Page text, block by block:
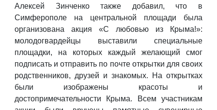
Алексей Зинченко также добавил, что в
Симферополе на центральной площади была
организована акция «С любовью из Крыма!»:
молодогвардейцы выставили специальные
площадки, на которых каждый желающий смог
подписать и отправить по почте открытки для своих
родственников, друзей и знакомых. На открытках
были изображены красоты и
достопримечательности Крыма. Всем участникам